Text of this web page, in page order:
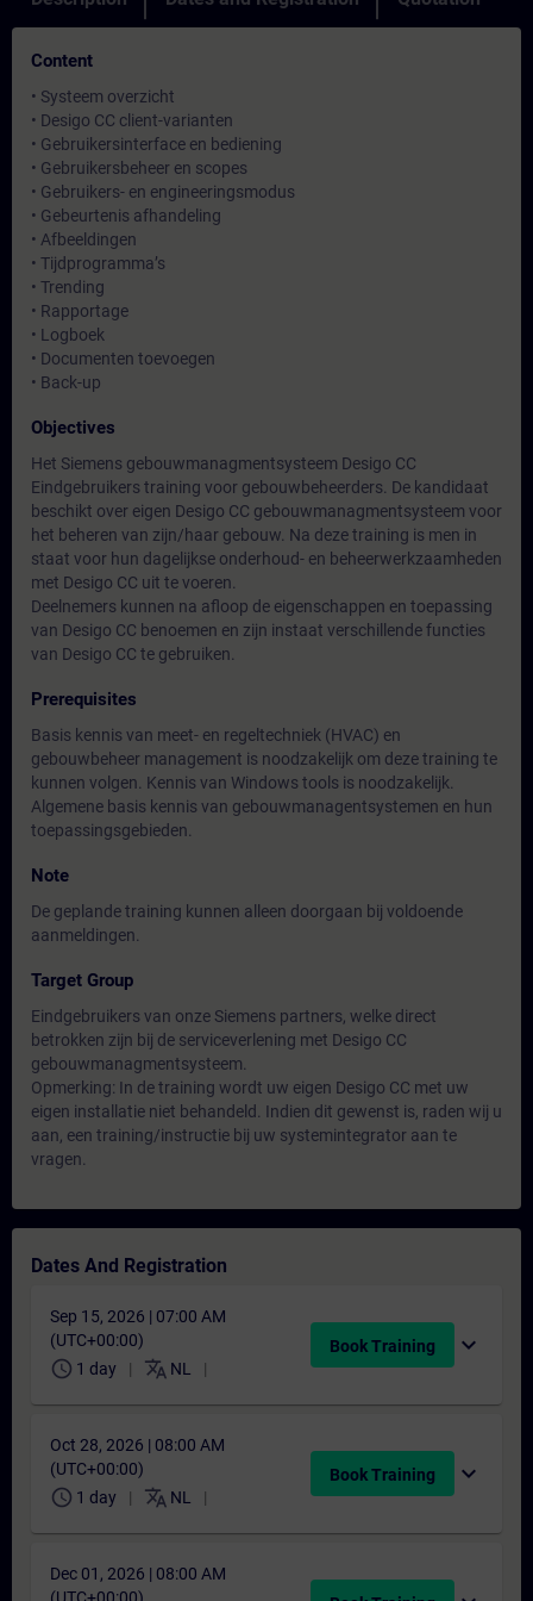
Content
• Systeem overzicht
• Desigo CC client-varianten
• Gebruikersinterface en bediening
• Gebruikersbeheer en scopes
• Gebruikers- en engineeringsmodus
• Gebeurtenis afhandeling
• Afbeeldingen
• Tijdprogramma’s
• Trending
• Rapportage
• Logboek
• Documenten toevoegen
• Back-up
Objectives
Het Siemens gebouwmanagmentsysteem Desigo CC
Eindgebruikers training voor gebouwbeheerders. De kandidaat
beschikt over eigen Desigo CC gebouwmanagmentsysteem voor
het beheren van zijn/haar gebouw. Na deze training is men in
staat voor hun dagelijkse onderhoud- en beheerwerkzaamheden
met Desigo CC uit te voeren.
Deelnemers kunnen na afloop de eigenschappen en toepassing
van Desigo CC benoemen en zijn instaat verschillende functies
van Desigo CC te gebruiken.
Prerequisites
Basis kennis van meet- en regeltechniek (HVAC) en
gebouwbeheer management is noodzakelijk om deze training te
kunnen volgen. Kennis van Windows tools is noodzakelijk.
Algemene basis kennis van gebouwmanagentsystemen en hun
toepassingsgebieden.
Note
De geplande training kunnen alleen doorgaan bij voldoende
aanmeldingen.
Target Group
Eindgebruikers van onze Siemens partners, welke direct
betrokken zijn bij de serviceverlening met Desigo CC
gebouwmanagmentsysteem.
Opmerking: In de training wordt uw eigen Desigo CC met uw
eigen installatie niet behandeld. Indien dit gewenst is, raden wij u
aan, een training/instructie bij uw systemintegrator aan te
vragen.
Dates And Registration
Sep 15, 2026 | 07:00 AM
(UTC+00:00)
schedule 1 day translate NL
Book Training expand_more
Oct 28, 2026 | 08:00 AM
(UTC+00:00)
schedule 1 day translate NL
Book Training expand_more
Dec 01, 2026 | 08:00 AM